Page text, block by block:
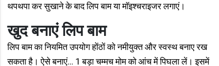
थपथपा कर सुखाने के बाद लिप बाम या मॉइश्चराइजर लगाएं।
खुद बनाएं लिप बाम
लिप बाम का नियमित उपयोग होंठों को नमीयुक्त और स्वस्थ बनाए रख
सकता है। ऐसे बनाएं... 1 बड़ा चम्मच मोम को आंच में पिघला लें। इसमें